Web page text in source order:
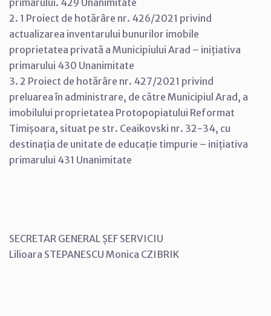
2. 1 Proiect de hotărâre nr. 426/2021 privind
actualizarea inventarului bunurilor imobile
proprietatea privată a Municipiului Arad – inițiativa
primarului 430 Unanimitate
3. 2 Proiect de hotărâre nr. 427/2021 privind
preluarea în administrare, de către Municipiul Arad, a
imobilului proprietatea Protopopiatului Reformat
Timișoara, situat pe str. Ceaikovski nr. 32-34, cu
destinația de unitate de educație timpurie – inițiativa
primarului 431 Unanimitate
SECRETAR GENERAL ȘEF SERVICIU
Lilioara STEPANESCU Monica CZIBRIK